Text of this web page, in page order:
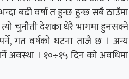
बढी वर्षा त हुन्छ हुन्छ सबै ठाउँमा
त्यो चुनौती देशका धेरै भागमा हुनसक्ने
गत वर्षको घटना ताजै छ । अन्य
अवस्था । १०÷१५ दिन को अवधिमा